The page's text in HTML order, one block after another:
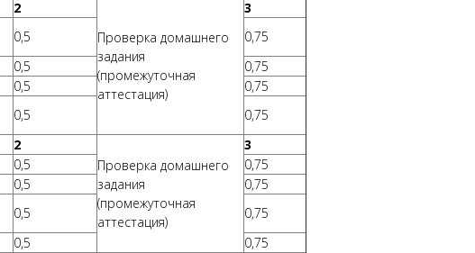
2
Проверка домашнего
задания
(промежуточная
аттестация)
3
0,5
0,75
0,5
0,75
0,5
0,75
0,5
0,75
2
Проверка домашнего
задания
(промежуточная
аттестация)
3
0,5
0,75
0,5
0,75
0,5
0,75
0,5
0,75